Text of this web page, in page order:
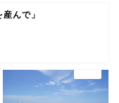
んで」